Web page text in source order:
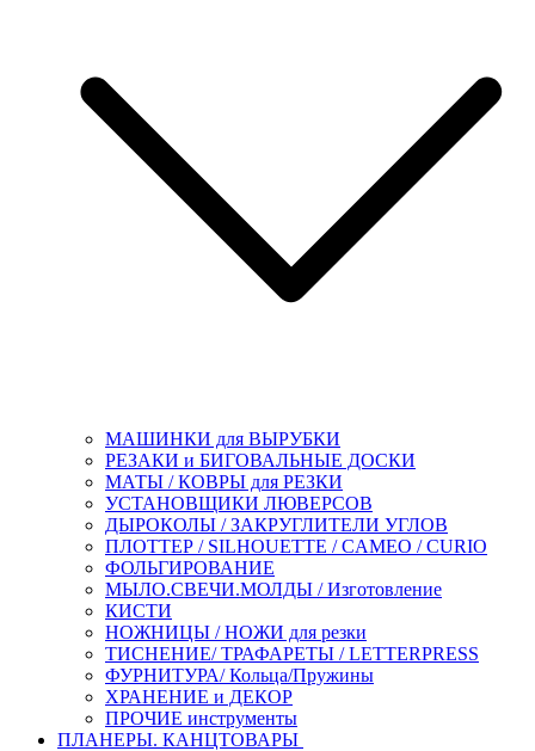
МАШИНКИ для ВЫРУБКИ
РЕЗАКИ и БИГОВАЛЬНЫЕ ДОСКИ
МАТЫ / КОВРЫ для РЕЗКИ
УСТАНОВЩИКИ ЛЮВЕРСОВ
ДЫРОКОЛЫ / ЗАКРУГЛИТЕЛИ УГЛОВ
ПЛОТТЕР / SILHOUETTE / CAMEO / CURIO
ФОЛЬГИРОВАНИЕ
МЫЛО.СВЕЧИ.МОЛДЫ / Изготовление
КИСТИ
НОЖНИЦЫ / НОЖИ для резки
ТИСНЕНИЕ/ ТРАФАРЕТЫ / LETTERPRESS
ФУРНИТУРА/ Кольца/Пружины
ХРАНЕНИЕ и ДЕКОР
ПРОЧИЕ инструменты
ПЛАНЕРЫ. КАНЦТОВАРЫ